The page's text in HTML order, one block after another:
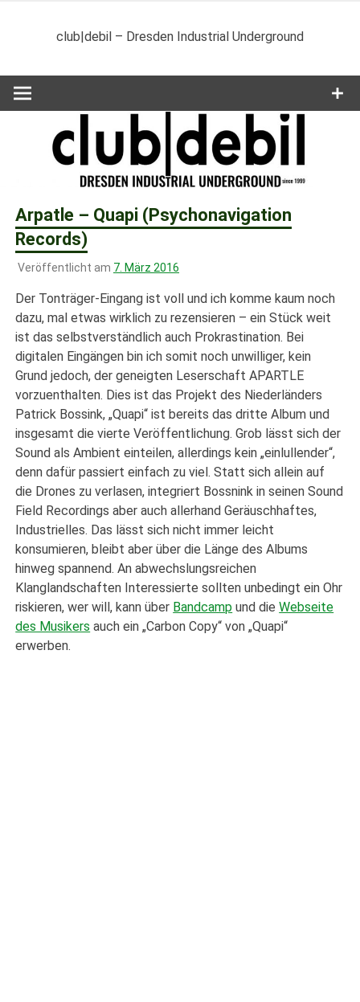
club|debil – Dresden Industrial Underground
Arpatle – Quapi (Psychonavigation
Records)
Veröffentlicht am 7. März 2016
Der Tonträger-Eingang ist voll und ich komme kaum noch
dazu, mal etwas wirklich zu rezensieren – ein Stück weit
ist das selbstverständlich auch Prokrastination. Bei
digitalen Eingängen bin ich somit noch unwilliger, kein
Grund jedoch, der geneigten Leserschaft APARTLE
vorzuenthalten. Dies ist das Projekt des Niederländers
Patrick Bossink, „Quapi“ ist bereits das dritte Album und
insgesamt die vierte Veröffentlichung. Grob lässt sich der
Sound als Ambient einteilen, allerdings kein „einlullender“,
denn dafür passiert einfach zu viel. Statt sich allein auf
die Drones zu verlasen, integriert Bossnink in seinen Sound
Field Recordings aber auch allerhand Geräuschhaftes,
Industrielles. Das lässt sich nicht immer leicht
konsumieren, bleibt aber über die Länge des Albums
hinweg spannend. An abwechslungsreichen
Klanglandschaften Interessierte sollten unbedingt ein Ohr
riskieren, wer will, kann über Bandcamp und dieWebseite
des Musikers auch ein „Carbon Copy“ von „Quapi“
erwerben.